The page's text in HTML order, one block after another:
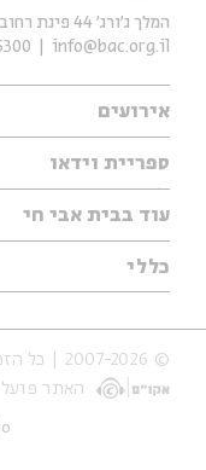
אירועים
עיון
אנגלית
נוער
סדרות
אירועי עבר
אירועים בירושלים
ספריית וידאו
ילדים
מוזיקה
עיון
מיוחדים
עוד בבית אבי חי
תערוכות
מיוחדים
כללי
אודות
הצהרת נגישות
תנאי שימוש והצהרת פרטיות
המלך ג'ורג' 44 פינת רחוב קק״ל, ירושלים
info@bac.org.il
© 2007-2026 | כל הזכויות שמורות לבית אבי חי
האתר פועל